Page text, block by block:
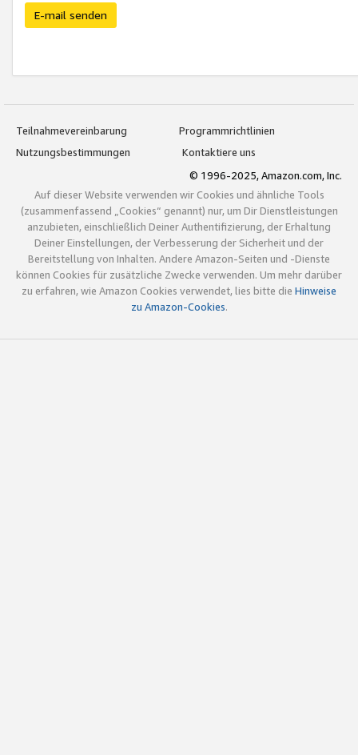
E-mail senden
Teilnahmevereinbarung
Programmrichtlinien
Nutzungsbestimmungen
Kontaktiere uns
© 1996-2025, Amazon.com, Inc.
Auf dieser Website verwenden wir Cookies und ähnliche Tools
(zusammenfassend „Cookies“ genannt) nur, um Dir Dienstleistungen
anzubieten, einschließlich Deiner Authentifizierung, der Erhaltung
Deiner Einstellungen, der Verbesserung der Sicherheit und der
Bereitstellung von Inhalten. Andere Amazon-Seiten und -Dienste
können Cookies für zusätzliche Zwecke verwenden. Um mehr darüber
zu erfahren, wie Amazon Cookies verwendet, lies bitte die Hinweise
zu Amazon-Cookies.